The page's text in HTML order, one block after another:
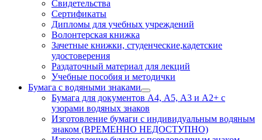
Свидетельства
Сертификаты
Дипломы для учебных учреждений
Волонтерская книжка
Зачетные книжки, студенческие,кадетские
удостоверения
Раздаточный материал для лекций
Учебные пособия и методички
Бумага с водяными знаками
Бумага для документов А4, А5, А3 и А2+ с
узорами водяных знаков
Изготовление бумаги с индивидуальным водяным
знаком (ВРЕМЕННО НЕДОСТУПНО)